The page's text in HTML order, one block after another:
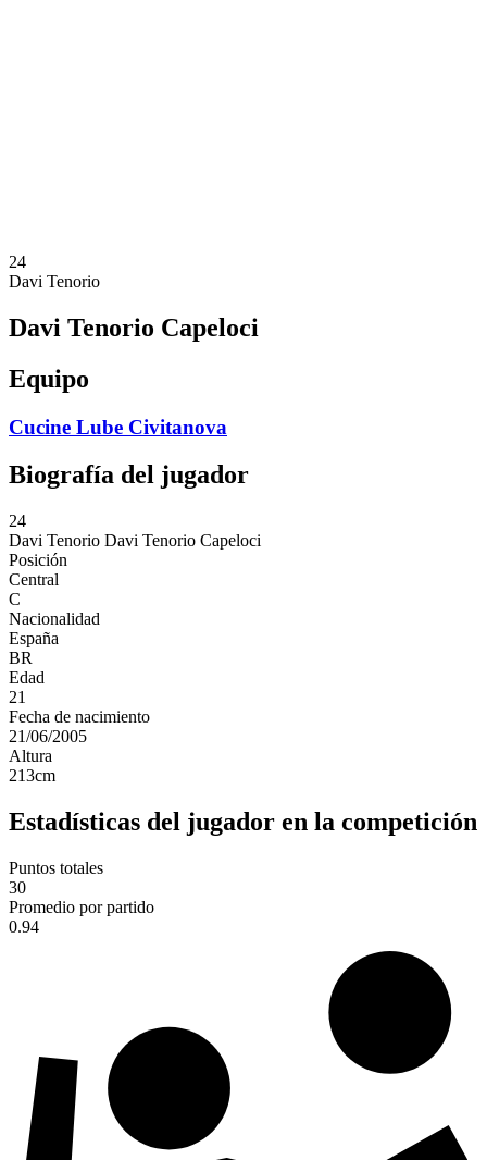
24
Davi Tenorio
Davi Tenorio Capeloci
Equipo
Cucine Lube Civitanova
Biografía del jugador
24
Davi Tenorio Davi Tenorio Capeloci
Posición
Central
C
Nacionalidad
España
BR
Edad
21
Fecha de nacimiento
21/06/2005
Altura
213cm
Estadísticas del jugador en la competición
Puntos totales
30
Promedio por partido
0.94